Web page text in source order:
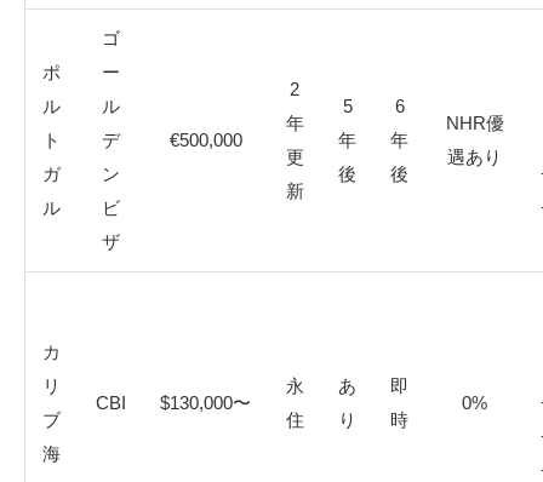
ポ
ル
ト
ガ
ル
ゴ
ー
ル
デ
ン
ビ
ザ
€500,000
2
年
更
新
5
年
後
6
年
後
NHR優
遇あり
カ
リ
ブ
海
CBI $130,000〜
永
住
あ
り
即
時
0%